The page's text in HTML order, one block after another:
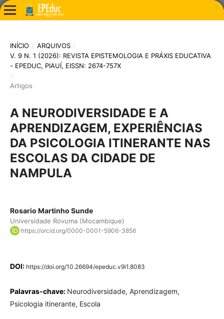
INÍCIO / ARQUIVOS /
V. 9 N. 1 (2026): REVISTA EPISTEMOLOGIA E PRÁXIS EDUCATIVA
- EPEDUC, PIAUÍ, EISSN: 2674-757X
/
Artigos
A NEURODIVERSIDADE E A
APRENDIZAGEM, EXPERIÊNCIAS
DA PSICOLOGIA ITINERANTE NAS
ESCOLAS DA CIDADE DE
NAMPULA
Rosario Martinho Sunde
Universidade Rovuma (Mocambique)
https://orcid.org/0000-0001-5906-3856
DOI: https://doi.org/10.26694/epeduc.v9i1.8083
Palavras-chave: Neurodiversidade, Aprendizagem,
Psicologia itinerante, Escola